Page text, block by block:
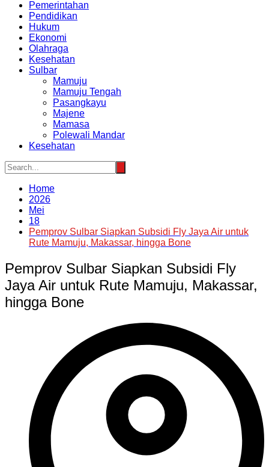
Pemerintahan
Pendidikan
Hukum
Ekonomi
Olahraga
Kesehatan
Sulbar
Mamuju
Mamuju Tengah
Pasangkayu
Majene
Mamasa
Polewali Mandar
Kesehatan
Home
2026
Mei
18
Pemprov Sulbar Siapkan Subsidi Fly Jaya Air untuk
Rute Mamuju, Makassar, hingga Bone
Pemprov Sulbar Siapkan Subsidi Fly
Jaya Air untuk Rute Mamuju, Makassar,
hingga Bone